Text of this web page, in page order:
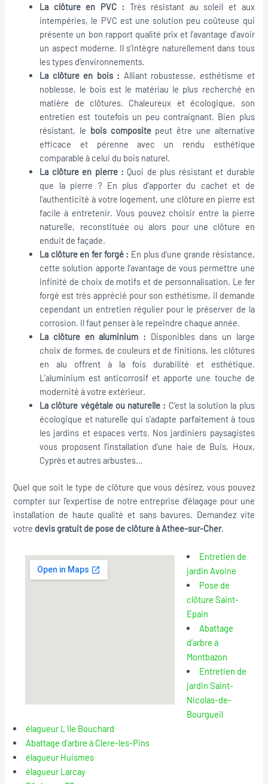
La clôture en PVC : Très résistant au soleil et aux
intempéries, le PVC est une solution peu coûteuse qui
présente un bon rapport qualité prix et l’avantage d’avoir
un aspect moderne. Il s’intègre naturellement dans tous
les types d’environnements.
La clôture en bois : Alliant robustesse, esthétisme et
noblesse, le bois est le matériau le plus recherché en
matière de clôtures. Chaleureux et écologique, son
entretien est toutefois un peu contraignant. Bien plus
résistant, le bois compositepeut être une alternative
efficace et pérenne avec un rendu esthétique
comparable à celui du bois naturel.
La clôture en pierre :Quoi de plus résistant et durable
que la pierre ? En plus d’apporter du cachet et de
l’authenticité à votre logement, une clôture en pierre est
facile à entretenir. Vous pouvez choisir entre la pierre
naturelle, reconstituée ou alors pour une clôture en
enduit de façade.
La clôture en fer forgé : En plus d’une grande résistance,
cette solution apporte l’avantage de vous permettre une
infinité de choix de motifs et de personnalisation. Le fer
forgé est très apprécié pour son esthétisme, il demande
cependant un entretien régulier pour le préserver de la
corrosion. Il faut penser à le repeindre chaque année.
La clôture en aluminium : Disponibles dans un large
choix de formes, de couleurs et de finitions, les clôtures
en alu offrent à la fois durabilité et esthétique.
L’aluminium est anticorrosif et apporte une touche de
modernité à votre extérieur.
La clôture végétale ou naturelle : C’est la solution la plus
écologique et naturelle qui s’adapte parfaitement à tous
les jardins et espaces verts. Nos jardiniers paysagistes
vous proposent l’installation d’une haie de Buis, Houx,
Cyprès et autres arbustes…
Quel que soit le type de clôture que vous désirez, vous pouvez
compter sur l’expertise de notre entreprise d’élagage pour une
installation de haute qualité et sans bavures. Demandez vite
votre devis gratuit de pose de clôture à Athee-sur-Cher.
Entretien de
jardin Avoine
Pose de
clôture Saint-
Epain
Abattage
d’arbre à
Montbazon
Entretien de
jardin Saint-
Nicolas-de-
Bourgueil
élagueur L Ile Bouchard
Abattage d’arbre à Clere-les-Pins
élagueur Huismes
élagueur Larcay